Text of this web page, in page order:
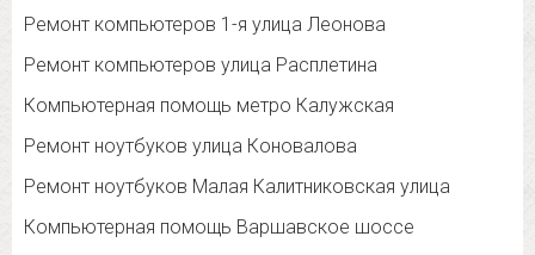
Ремонт компьютеров 1-я улица Леонова
Ремонт компьютеров улица Расплетина
Компьютерная помощь метро Калужская
Ремонт ноутбуков улица Коновалова
Ремонт ноутбуков Малая Калитниковская улица
Компьютерная помощь Варшавское шоссе